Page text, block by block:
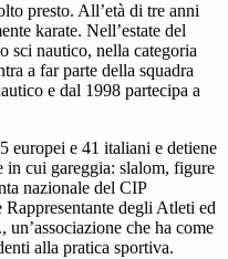
presto. All’età di tre anni
karate. Nell’estate del
sci nautico, nella categoria
a far parte della squadra
e dal 1998 partecipa a
e 41 italiani e detiene
in cui gareggia: slalom, figure
nazionale del CIP
degli Atleti ed
che ha come
alla pratica sportiva.